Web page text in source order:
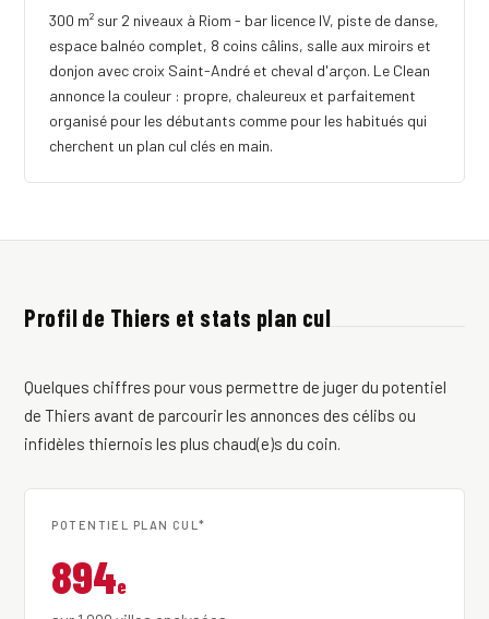
300 m² sur 2 niveaux à Riom - bar licence IV, piste de danse,
espace balnéo complet, 8 coins câlins, salle aux miroirs et
donjon avec croix Saint-André et cheval d'arçon. Le Clean
annonce la couleur : propre, chaleureux et parfaitement
organisé pour les débutants comme pour les habitués qui
cherchent un plan cul clés en main.
Profil de Thiers et stats plan cul
Quelques chiffres pour vous permettre de juger du potentiel
de Thiers avant de parcourir les annonces des célibs ou
infidèles thiernois les plus chaud(e)s du coin.
POTENTIEL PLAN CUL*
894e